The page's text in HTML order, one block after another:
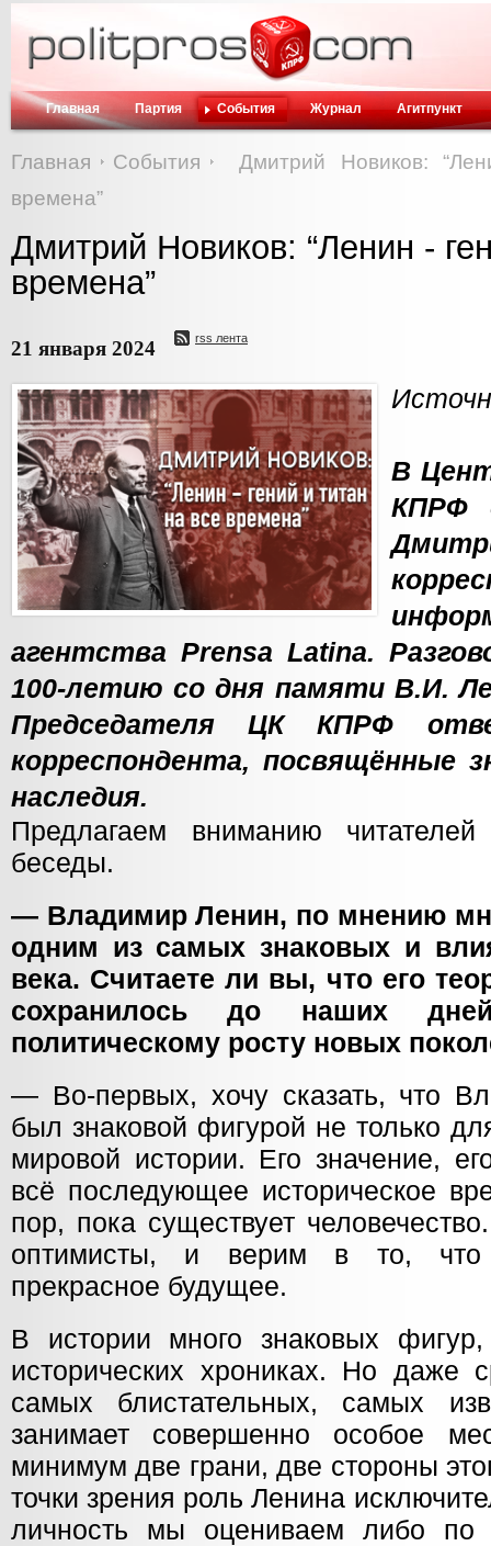
Главная Партия События Журнал Агитпункт
Главная События
Дмитрий Новиков:
времена”
Дмитрий Новиков: “Ленин -
времена”
21 января 2024 rss лента
В
КПРФ
агентства Prensa Latina.
100-летию со дня памяти В.И.
Председателя ЦК КПРФ
корреспондента, посвящённые
наследия.
Предлагаем вниманию читателей
беседы.
— Владимир Ленин, по мнению
одним из самых знаковых и
века. Считаете ли вы, что его
сохранилось до наших
политическому росту новых
— Во-первых, хочу сказать, что
был знаковой фигурой не только
мировой истории. Его значение,
всё последующее историческое
пор, пока существует
оптимисты, и верим в то, что
прекрасное будущее.
В истории много знаковых
исторических хрониках. Но даже
самых блистательных, самых
занимает совершенно особое
минимум две грани, две стороны
точки зрения роль Ленина
личность мы оцениваем либо по